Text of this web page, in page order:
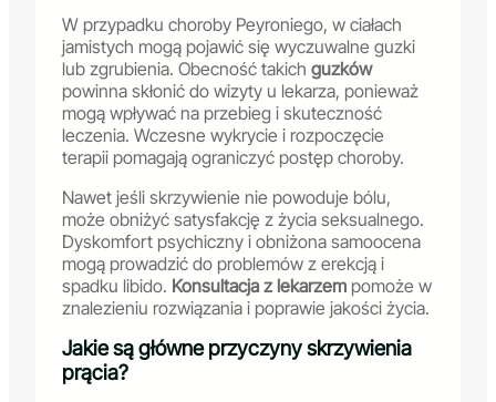
W przypadku choroby Peyroniego, w ciałach
jamistych mogą pojawić się wyczuwalne guzki
lub zgrubienia. Obecność takich guzków
powinna skłonić do wizyty u lekarza, ponieważ
mogą wpływać na przebieg i skuteczność
leczenia. Wczesne wykrycie i rozpoczęcie
terapii pomagają ograniczyć postęp choroby.
Nawet jeśli skrzywienie nie powoduje bólu,
może obniżyć satysfakcję z życia seksualnego.
Dyskomfort psychiczny i obniżona samoocena
mogą prowadzić do problemów z erekcją i
spadku libido. Konsultacja z lekarzem pomoże w
znalezieniu rozwiązania i poprawie jakości życia.
Jakie są główne przyczyny skrzywienia
prącia?